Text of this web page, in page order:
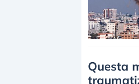
Questa